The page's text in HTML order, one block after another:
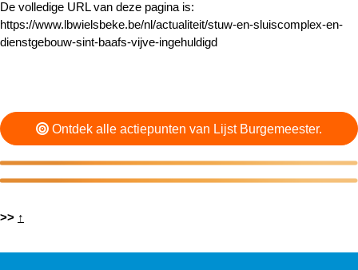
De volledige URL van deze pagina is:
https://www.lbwielsbeke.be/nl/actualiteit/stuw-en-sluiscomplex-en-
dienstgebouw-sint-baafs-vijve-ingehuldigd
Ontdek alle actiepunten van Lijst Burgemeester.
>> ↑